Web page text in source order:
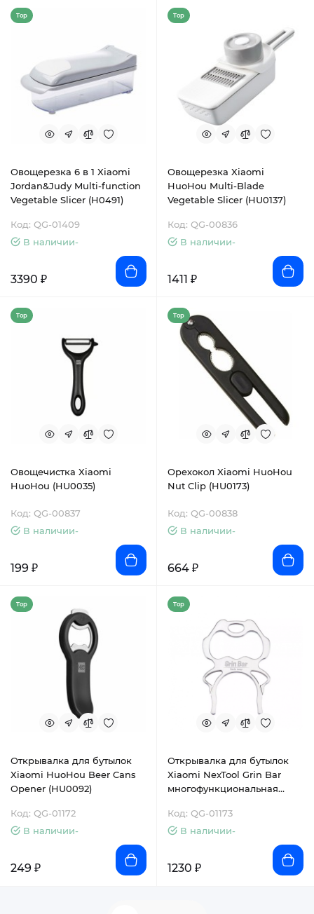
Top
Овощерезка 6 в 1 Xiaomi
Jordan&Judy Multi-function
Vegetable Slicer (H0491)
Код: QG-01409
В наличии-
3390 ₽
Top
Овощерезка Xiaomi
HuoHou Multi-Blade
Vegetable Slicer (HU0137)
Код: QG-00836
В наличии-
1411 ₽
Top
Овощечистка Xiaomi
HuoHou (HU0035)
Код: QG-00837
В наличии-
199 ₽
Top
Орехокол Xiaomi HuoHou
Nut Clip (HU0173)
Код: QG-00838
В наличии-
664 ₽
Top
Открывалка для бутылок
Xiaomi HuoHou Beer Cans
Opener (HU0092)
Код: QG-01172
В наличии-
249 ₽
Top
Открывалка для бутылок
Xiaomi NexTool Grin Bar
многофункциональная
Код: QG-01173
В наличии-
1230 ₽